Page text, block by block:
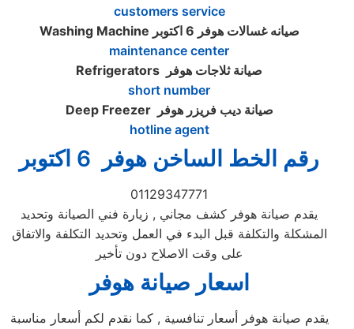
customers service
Washing Machine
صيانه غسالات هوفر 6 اكتوبر
maintenance center
Refrigerators صيانة ثلاجات هوفر
short number
Deep Freezer صيانة ديب فريزر هوفر
hotline agent
رقم الخط الساخن هوفر 6 اكتوبر
01129347771
يقدم صيانة هوفر كشف مجاني , زيارة فني الصيانة وتحديد
المشكلة والتكلفة قبل البدء في العمل وتحديد التكلفة والاتفاق
على وقت الاصلاح دون تأخير
اسعار صيانة هوفر
يقدم صيانة هوفر أسعار تنافسية , كما نقدم لكم أسعار مناسبة